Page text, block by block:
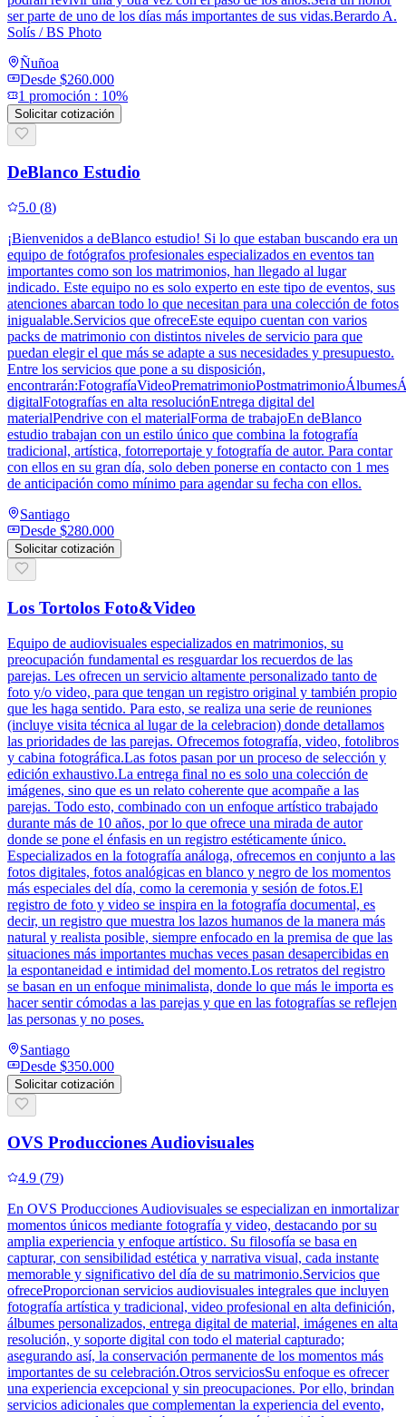
ser parte de uno de los días más importantes de sus vidas.Berardo A.
Solís / BS Photo
Ñuñoa
Desde $260.000
1 promoción : 10%
Solicitar cotización
DeBlanco Estudio
5.0 (8)
¡Bienvenidos a deBlanco estudio! Si lo que estaban buscando era un
equipo de fotógrafos profesionales especializados en eventos tan
importantes como son los matrimonios, han llegado al lugar
indicado. Este equipo no es solo experto en este tipo de eventos, sus
atenciones abarcan todo lo que necesitan para una colección de fotos
inigualable.Servicios que ofreceEste equipo cuentan con varios
packs de matrimonio con distintos niveles de servicio para que
puedan elegir el que más se adapte a sus necesidades y presupuesto.
Entre los servicios que pone a su disposición,
digitalFotografías en alta resoluciónEntrega digital del
materialPendrive con el materialForma de trabajoEn deBlanco
estudio trabajan con un estilo único que combina la fotografía
tradicional, artística, fotorreportaje y fotografía de autor. Para contar
con ellos en su gran día, solo deben ponerse en contacto con 1 mes
de anticipación como mínimo para agendar su fecha con ellos.
Santiago
Desde $280.000
Solicitar cotización
Los Tortolos Foto&Video
Equipo de audiovisuales especializados en matrimonios, su
preocupación fundamental es resguardar los recuerdos de las
parejas. Les ofrecen un servicio altamente personalizado tanto de
foto y/o video, para que tengan un registro original y también propio
que les haga sentido. Para esto, se realiza una serie de reuniones
(incluye visita técnica al lugar de la celebracion) donde detallamos
las prioridades de las parejas. Ofrecemos fotografía, video, fotolibros
y cabina fotográfica.Las fotos pasan por un proceso de selección y
edición exhaustivo.La entrega final no es solo una colección de
imágenes, sino que es un relato coherente que acompañe a las
parejas. Todo esto, combinado con un enfoque artístico trabajado
durante más de 10 años, por lo que ofrece una mirada de autor
donde se pone el énfasis en un registro estéticamente único.
Especializados en la fotografía análoga, ofrecemos en conjunto a las
fotos digitales, fotos analógicas en blanco y negro de los momentos
más especiales del día, como la ceremonia y sesión de fotos.El
registro de foto y video se inspira en la fotografía documental, es
decir, un registro que muestra los lazos humanos de la manera más
natural y realista posible, siempre enfocado en la premisa de que las
situaciones más importantes muchas veces pasan desapercibidas en
la espontaneidad e intimidad del momento.Los retratos del registro
se basan en un enfoque minimalista, donde lo que más le importa es
hacer sentir cómodas a las parejas y que en las fotografías se reflejen
las personas y no poses.
Santiago
Desde $350.000
Solicitar cotización
OVS Producciones Audiovisuales
4.9 (79)
En OVS Producciones Audiovisuales se especializan en inmortalizar
momentos únicos mediante fotografía y video, destacando por su
amplia experiencia y enfoque artístico. Su filosofía se basa en
capturar, con sensibilidad estética y narrativa visual, cada instante
memorable y significativo del día de su matrimonio.Servicios que
ofreceProporcionan servicios audiovisuales integrales que incluyen
fotografía artística y tradicional, video profesional en alta definición,
álbumes personalizados, entrega digital de material, imágenes en alta
resolución, y soporte digital con todo el material capturado;
asegurando así, la conservación permanente de los momentos más
importantes de su celebración.Otros serviciosSu enfoque es ofrecer
una experiencia excepcional y sin preocupaciones. Por ello, brindan
servicios adicionales que complementan la experiencia del evento,